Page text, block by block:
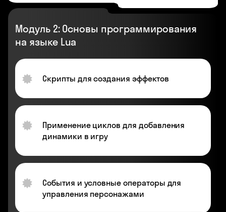
Модуль 2: Основы программирования
на языке Lua
Скрипты для создания эффектов
Применение циклов для добавления
динамики в игру
События и условные операторы для
управления персонажами